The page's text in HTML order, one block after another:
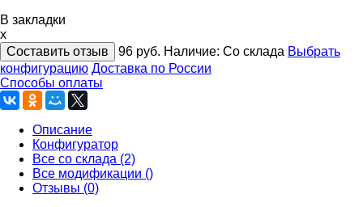
В закладки
x
Составить отзыв
96 руб. Наличие: Со склада Выбрать
конфигурацию Доставка по России
Способы оплаты
Описание
Конфигуратор
Все со склада (2)
Все модификации ()
Отзывы (0)